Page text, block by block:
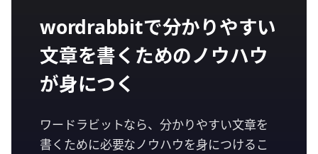
wordrabbitで分かりやすい
文章を書くためのノウハウ
が身につく
ワードラビットなら、分かりやすい文章を
書くために必要なノウハウを身につけるこ